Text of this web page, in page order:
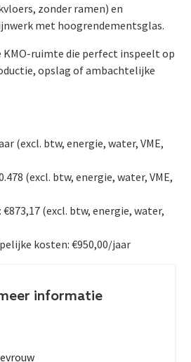
zonder ramen) en
met hoogrendementsglas.
ruimte die perfect inspeelt op
opslag of ambachtelijke
(excl. btw, energie, water, VME,
(excl. btw, energie, water, VME,
(excl. btw, energie, water,
kosten: €950,00/jaar
informatie